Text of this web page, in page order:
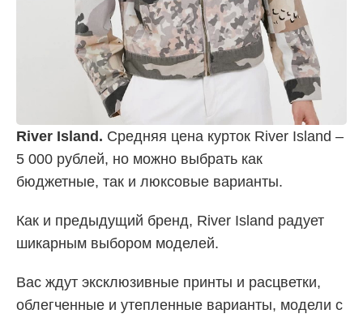
River Island. Средняя цена курток River Island –
5 000 рублей, но можно выбрать как
бюджетные, так и люксовые варианты.
Как и предыдущий бренд, River Island радует
шикарным выбором моделей.
Вас ждут эксклюзивные принты и расцветки,
облегченные и утепленные варианты, модели с